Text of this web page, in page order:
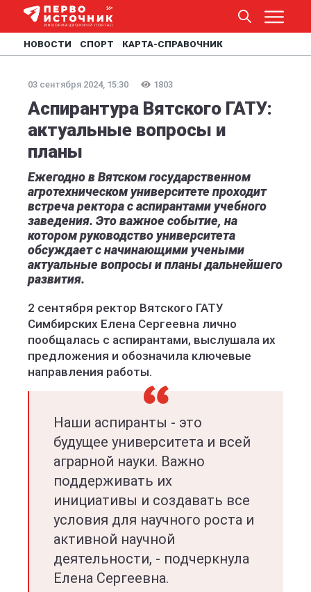
НОВОСТИ СПОРТ КАРТА-СПРАВОЧНИК
03 сентября 2024, 15:30 1803
Аспирантура Вятского ГАТУ:
актуальные вопросы и
планы
Ежегодно в Вятском государственном
агротехническом университете проходит
встреча ректора с аспирантами учебного
заведения. Это важное событие, на
котором руководство университета
обсуждает с начинающими учеными
актуальные вопросы и планы дальнейшего
развития.
2 сентября ректор Вятского ГАТУ
Симбирских Елена Сергеевна лично
пообщалась с аспирантами, выслушала их
предложения и обозначила ключевые
направления работы.
Наши аспиранты - это
будущее университета и всей
аграрной науки. Важно
поддерживать их
инициативы и создавать все
условия для научного роста и
активной научной
деятельности, - подчеркнула
Елена Сергеевна.